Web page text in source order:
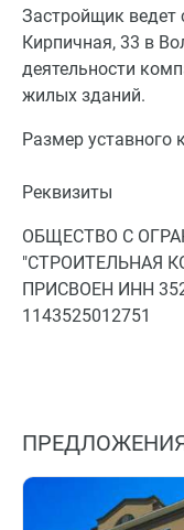
Застройщик ведет
Кирпичная, 33 в
деятельности
жилых зданий.
Размер уставного
Реквизиты
ОБЩЕСТВО С
"СТРОИТЕЛЬНАЯ
ПРИСВОЕН ИНН
1143525012751